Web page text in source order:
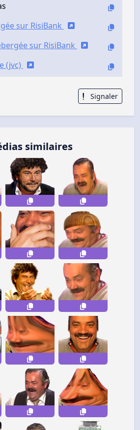
sur RisiBank
sur RisiBank
(jvc)
Signaler
similaires